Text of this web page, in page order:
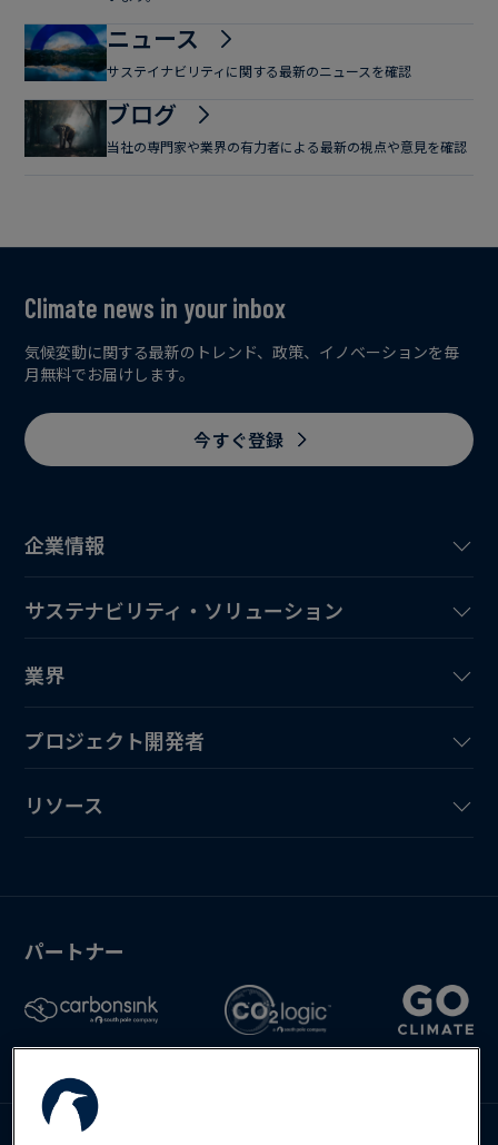
ニュース
サステイナビリティに関する最新のニュースを確認
ブログ
当社の専門家や業界の有力者による最新の視点や意見を確認
Deutsch
English
Español
企業情報
サステナビリティ・ソリューション
業界
プロジェクト開発者
リソース
Climate news in your inbox
気候変動に関する最新のトレンド、政策、イノベーションを毎
月無料でお届けします。
今すぐ登録
パートナー